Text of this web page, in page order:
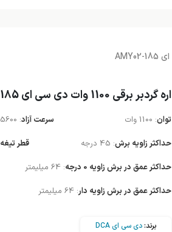
اره گردبر برقی 1100 وات دی سی ای AMY02-185
توان: 1100 وات سرعت آزاد: 5600 دور در دقیقه
حداکثر زاویه برش: 45 درجه قطر تیغه
حداکثر عمق در برش زاویه 0 درجه
: 64 میلیمتر
حداکثر عمق در برش زاویه دار: 64 میلیمتر
برند:دی سی ای DCA